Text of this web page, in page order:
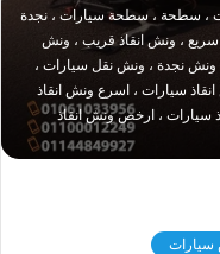
، سطحة ، سطحة سيارات ، نجدة
، ونش انقاذ قريب ، ونش
نجدة ، ونش نقل سيارات ،
سيارات ، اسرع ونش انقاذ
سيارات ، ارخص ونش انقاذ